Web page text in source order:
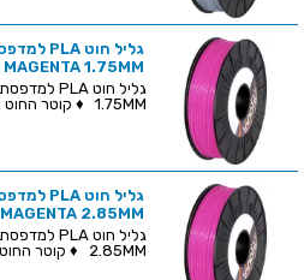
MAGENTA 1.75MM
1.75MM ♦ קוטר החוט : 1.75 מ''מ ♦ כמות בגל...
MAGENTA 2.85MM
2.85MM ♦ קוטר החוט : 2.85 מ''מ ♦ כמות בגל...